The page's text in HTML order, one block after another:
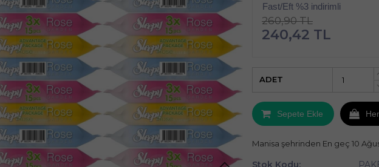
Fast/Eft %3 indirimli
260,90 TL
240,42 TL
ADET
Sepete Ekle
Manisa şehrinden En geç 10
Stok Kodu: